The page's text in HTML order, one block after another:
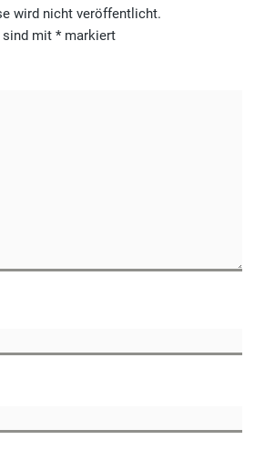
wird nicht veröffentlicht.
sind mit *markiert